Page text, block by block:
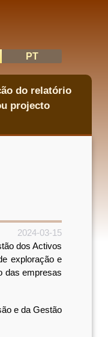
PT
do relatório
projecto
2024-03-15
dos Activos
exploração e
das empresas
e da Gestão